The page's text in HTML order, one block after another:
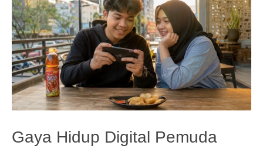
Gaya Hidup Digital Pemuda